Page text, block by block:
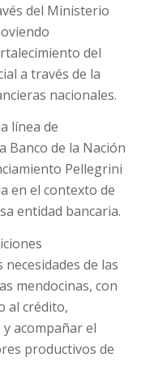
del Ministerio
del
a través de la
nacionales.
línea de
Banco de la Nación
Pellegrini
en el contexto de
entidad bancaria.
de las
mendocinas, con
al crédito,
acompañar el
productivos de